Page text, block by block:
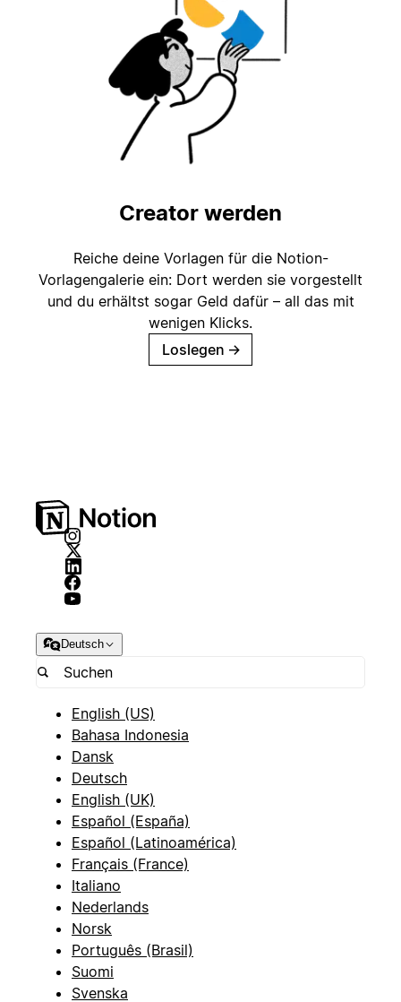
Creator werden
Reiche deine Vorlagen für die Notion-
Vorlagengalerie ein: Dort werden sie vorgestellt
und du erhältst sogar Geld dafür – all das mit
wenigen Klicks.
Loslegen →
Deutsch
English (US)
Bahasa Indonesia
Dansk
Deutsch
English (UK)
Español (España)
Español (Latinoamérica)
Français (France)
Italiano
Nederlands
Norsk
Português (Brasil)
Suomi
Svenska